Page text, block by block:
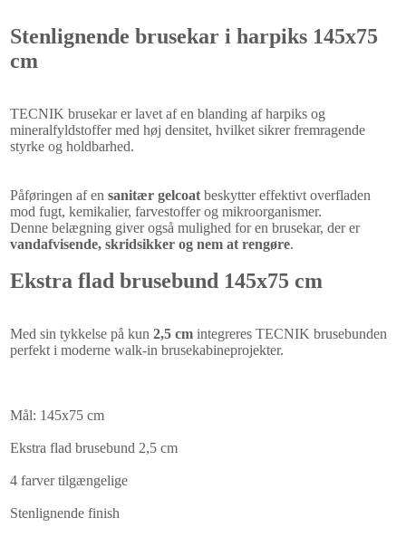
Stenlignende brusekar i harpiks 145x75
cm
TECNIK brusekar er lavet af en blanding af harpiks og
mineralfyldstoffer med høj densitet, hvilket sikrer fremragende
styrke og holdbarhed.
Påføringen af ​​ensanitær gelcoat beskytter effektivt overfladen
mod fugt, kemikalier, farvestoffer og mikroorganismer.
Denne belægning giver også mulighed for en brusekar, der er
vandafvisende, skridsikker og nem at rengøre.
Ekstra flad brusebund 145x75 cm
Med sin tykkelse på kun2,5 cm integreres TECNIK brusebunden
perfekt i moderne walk-in brusekabineprojekter.
Mål: 145x75 cm
Ekstra flad brusebund 2,5 cm
4 farver tilgængelige
Stenlignende finish